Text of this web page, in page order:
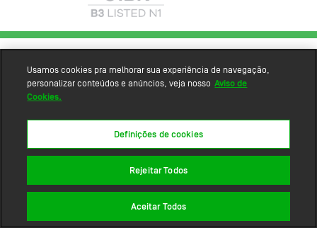
Usamos cookies pra melhorar sua experiência de navegação,
personalizar conteúdos e anúncios, veja nosso Aviso de
Cookies.
Definições de cookies
Rejeitar Todos
Aceitar Todos